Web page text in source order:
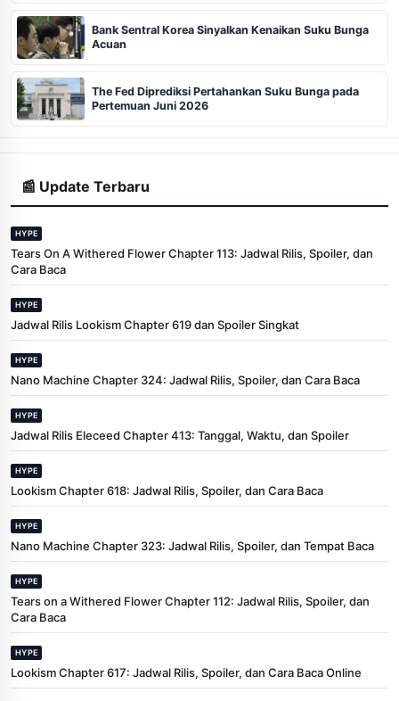
Bank Sentral Korea Sinyalkan Kenaikan Suku Bunga
Acuan
The Fed Diprediksi Pertahankan Suku Bunga pada
Pertemuan Juni 2026
📰 Update Terbaru
HYPE
Tears On A Withered Flower Chapter 113: Jadwal Rilis, Spoiler, dan
Cara Baca
HYPE
Jadwal Rilis Lookism Chapter 619 dan Spoiler Singkat
HYPE
Nano Machine Chapter 324: Jadwal Rilis, Spoiler, dan Cara Baca
HYPE
Jadwal Rilis Eleceed Chapter 413: Tanggal, Waktu, dan Spoiler
HYPE
Lookism Chapter 618: Jadwal Rilis, Spoiler, dan Cara Baca
HYPE
Nano Machine Chapter 323: Jadwal Rilis, Spoiler, dan Tempat Baca
HYPE
Tears on a Withered Flower Chapter 112: Jadwal Rilis, Spoiler, dan
Cara Baca
HYPE
Lookism Chapter 617: Jadwal Rilis, Spoiler, dan Cara Baca Online